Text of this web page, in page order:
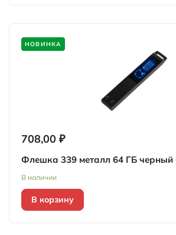
НОВИНКА
708,00 ₽
Флешка 339 металл 64 ГБ черный
В наличии
В корзину